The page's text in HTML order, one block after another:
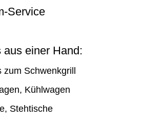
Service
einer Hand:
Schwenkgrill
Kühlwagen
Stehtische